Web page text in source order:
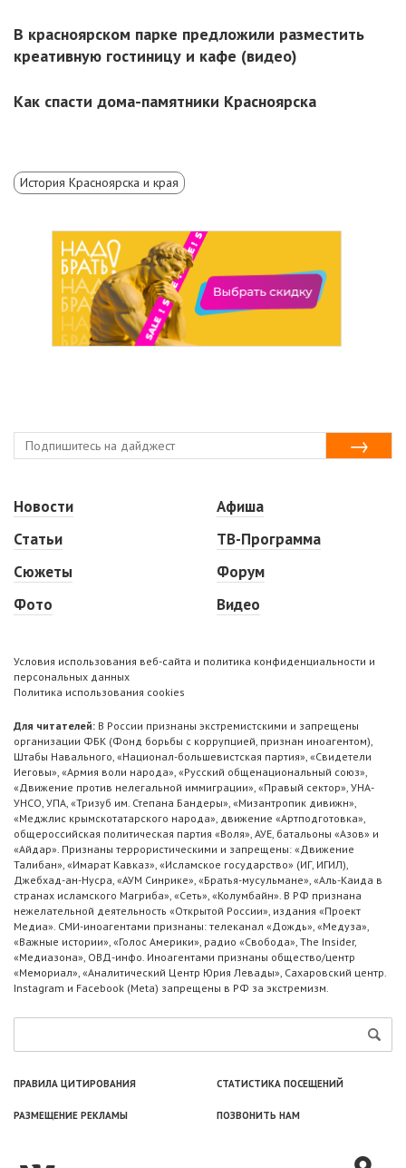
В красноярском парке предложили разместить
креативную гостиницу и кафе (видео)
Как спасти дома-памятники Красноярска
История Красноярска и края
Новости
Статьи
Сюжеты
Фото
Афиша
ТВ-Программа
Форум
Видео
Условия использования веб-сайта и политика конфиденциальности и
персональных данных
Политика использования cookies
Для читателей: В России признаны экстремистскими и запрещены
организации ФБК (Фонд борьбы с коррупцией, признан иноагентом),
Штабы Навального, «Национал-большевистская партия», «Свидетели
Иеговы», «Армия воли народа», «Русский общенациональный союз»,
«Движение против нелегальной иммиграции», «Правый сектор», УНА-
УНСО, УПА, «Тризуб им. Степана Бандеры», «Мизантропик дивижн»,
«Меджлис крымскотатарского народа», движение «Артподготовка»,
общероссийская политическая партия «Воля», АУЕ, батальоны «Азов» и
«Айдар». Признаны террористическими и запрещены: «Движение
Талибан», «Имарат Кавказ», «Исламское государство» (ИГ, ИГИЛ),
Джебхад-ан-Нусра, «АУМ Синрике», «Братья-мусульмане», «Аль-Каида в
странах исламского Магриба», «Сеть», «Колумбайн». В РФ признана
нежелательной деятельность «Открытой России», издания «Проект
Медиа». СМИ-иноагентами признаны: телеканал «Дождь», «Медуза»,
«Важные истории», «Голос Америки», радио «Свобода», The Insider,
«Медиазона», ОВД-инфо. Иноагентами признаны общество/центр
«Мемориал», «Аналитический Центр Юрия Левады», Сахаровский центр.
Instagram и Facebook (Metа) запрещены в РФ за экстремизм.
ПРАВИЛА ЦИТИРОВАНИЯ СТАТИСТИКА ПОСЕЩЕНИЙ
РАЗМЕЩЕНИЕ РЕКЛАМЫ ПОЗВОНИТЬ НАМ